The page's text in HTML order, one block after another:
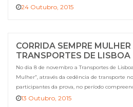
inaugurado a 24 de outubro de 1885. Este
24 Outubro, 2015
CORRIDA SEMPRE
TRANSPORTES DE LISBOA
No dia 8 de novembro a Transportes de
Mulher”, através da cedência de transporte
participantes da prova, no período
mediante a apresentação de dorsal
13 Outubro, 2015